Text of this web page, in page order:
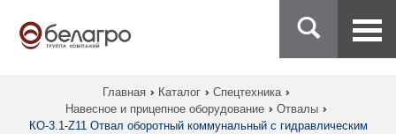
Главная Каталог
Спецтехника
Навесное и прицепное оборудование
Отвалы
КО-3.1-Z11 Отвал оборотный коммунальный с гидравлическим